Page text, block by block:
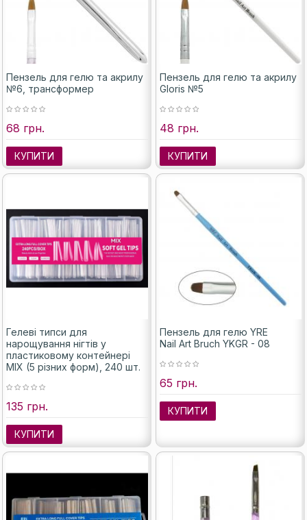
Пензель для гелю та акрилу
№6, трансформер
68 грн.
КУПИТИ
Пензель для гелю та акрилу
Gloris №5
48 грн.
КУПИТИ
Гелеві типси для
нарощування нігтів у
пластиковому контейнері
MIX (5 різних форм), 240 шт.
135 грн.
КУПИТИ
Пензель для гелю YRE
Nail Art Bruch YKGR - 08
65 грн.
КУПИТИ